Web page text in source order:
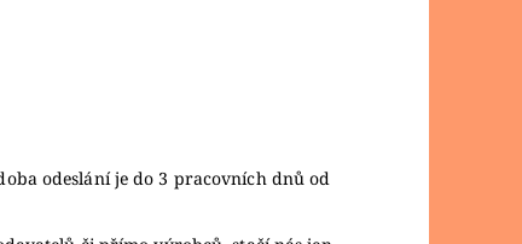
odeslání je do 3 pracovních dnů od